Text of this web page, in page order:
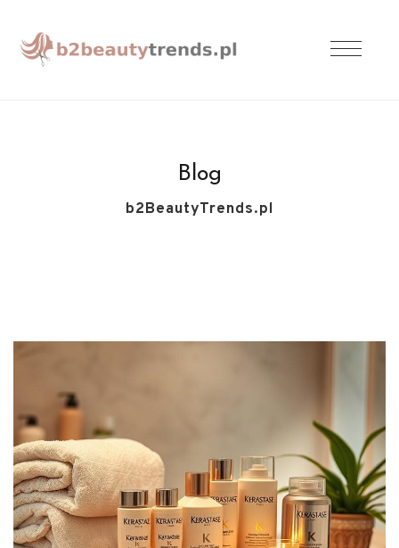
Blog
b2BeautyTrends.pl